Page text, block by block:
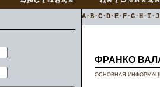
A·B·C·D·E· F·G·H· I·J
ФРАНКО
ОСНОВНАЯ